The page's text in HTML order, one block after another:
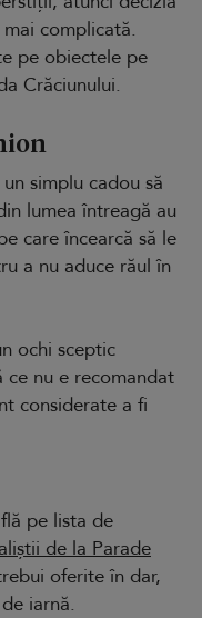
complicată.
pe obiectele pe
Crăciunului.
simplu cadou să
lumea întreagă au
care încearcă să le
a nu aduce răul în
ochi sceptic
nu e recomandat
considerate a fi
pe lista de
de la Parade
oferite în dar,
iarnă.